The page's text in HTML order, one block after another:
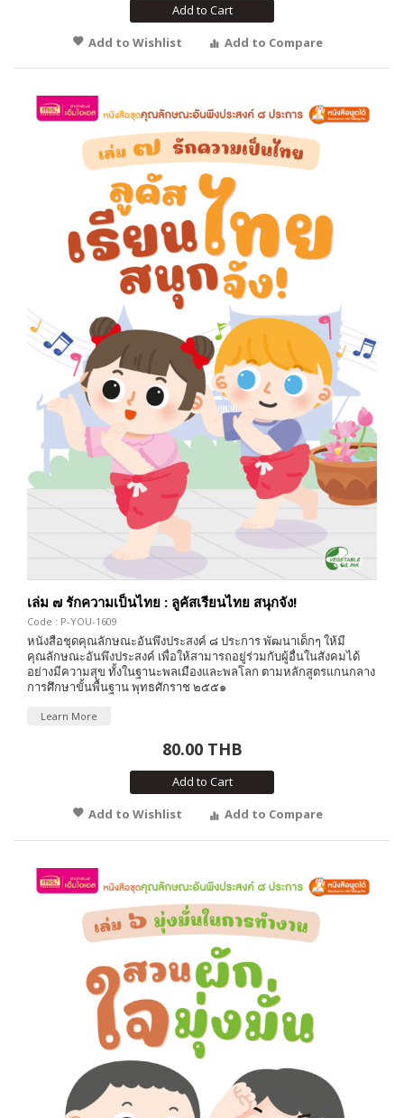
Add to Cart
Add to Wishlist
Add to Compare
เล่ม ๗ รักความเป็นไทย : ลูคัสเรียนไทย สนุกจัง!
Code : P-YOU-1609
หนังสือชุดคุณลักษณะอันพึงประสงค์ ๘ ประการ พัฒนาเด็กๆ ให้มี
คุณลักษณะอันพึงประสงค์ เพื่อให้สามารถอยู่ร่วมกับผู้อื่นในสังคมได้
อย่างมีความสุข ทั้งในฐานะพลเมืองและพลโลก ตามหลักสูตรแกนกลาง
การศึกษาขั้นพื้นฐาน พุทธศักราช ๒๕๕๑
Learn More
80.00 THB
Add to Cart
Add to Wishlist
Add to Compare